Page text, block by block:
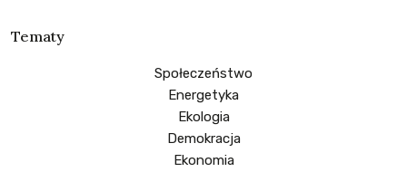
Tematy
Społeczeństwo
Energetyka
Ekologia
Demokracja
Ekonomia